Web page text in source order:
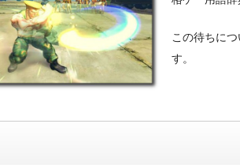
この待ちに
す。